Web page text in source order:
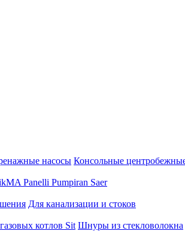
насосы Консольные
Panelli Pumpiran Saer
Для канализации и стоков
котлов Sit Шнуры из стекловолокна